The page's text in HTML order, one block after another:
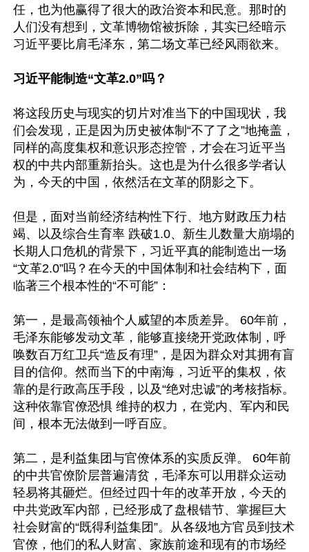
任，也为他赢得了很大的政治资本和民意。那时的
人们没有想到，文革博物馆被拆除，其实已经暗示
习近平要比肩毛泽东，第二场文革已经风雨欲来。
习近平能制造“文革2.0”吗？
将这段历史与现实的切片对准当下的中国现状，我
们会发现，正是因为历史被体制“不了了之”地掩盖，
同样的高度集权和意识形态控管，才会在习近平当
权的中共内部重新抬头。这也是为什么很多学者认
为，今天的中国，依然活在文革的阴影之下。
但是，面对当前经济结构性下行、地方财政压力枯
竭、以及综合生育率 跌破1.0、新生儿数量大崩塌的
长期人口危机的背景下，习近平真的能制造出一场
“文革2.0”吗？在今天的中国体制和社会结构下，面
临著三个根本性的“不可能”：
第一，是最高领袖个人威望的本质差异。 60年前，
毛泽东能够发动文革，能够直接绕开党政体制，呼
唤数百万红卫兵“造反有理”，是因为群众对其拥有盲
目的信仰。然而当下的中南海，习近平的集权，依
靠的是行政高压手段，以及“绝对忠诚”的考核指标。
这种依靠官僚恐惧 维持的权力，在党内、军内和民
间，根本无法做到一呼百应。
第二，是利益集团与官僚体系的实质反弹。 60年前
的中共官僚阶层普遍清贫，毛泽东可以用群众运动
轻易将其砸烂。但经过四十年的改革开放，今天的
中共党政军内部，已经形成了盘根错节、掌握巨大
社会财富的“既得利益集团”。从各级地方官员到技术
官僚，他们的私人财富、家族前途和现有的市场经